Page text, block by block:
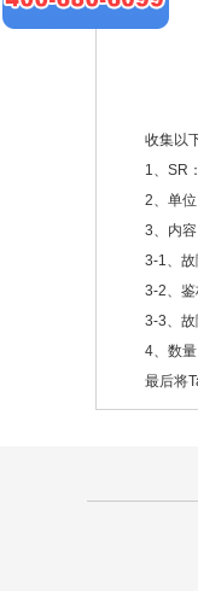
收集以
1、SR
2、单
3、内容
3-1、故
3-2、鉴
3-3、
4、数
最后将